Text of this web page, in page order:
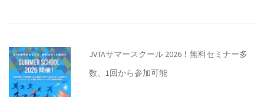
JVTAサマースクール 2026！無料セミナー多
数、1回から参加可能